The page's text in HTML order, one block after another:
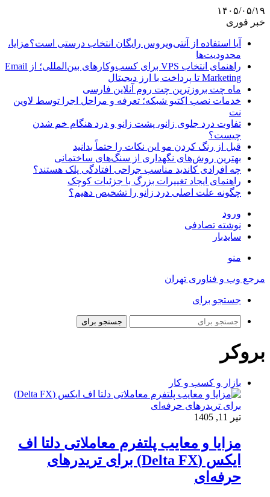
۱۴۰۵/۰۵/۱۹
خبر فوری
آیا استفاده از آنتی‌ویروس رایگان انتخاب درستی است؟مزایا،
محدودیت‌ها
راهنمای انتخاب VPS برای کسب‌وکارهای بین‌المللی؛ از Email
Marketing تا پرداخت با ارز دیجیتال
ماه چت بروزترین چت روم آنلاین فارسی
خدمات نصب اکتیو شبکه؛ تعرفه و مراحل اجرا توسط لاوین
نت
تفاوت درد جلوی زانو، پشت زانو و درد هنگام خم شدن
چیست؟
قبل از رنگ کردن مو این نکات را حتماً بدانید
بهترین روش‌های نگهداری از سنگ‌های ساختمانی
چه افرادی کاندید مناسب جراحی افتادگی پلک هستند؟
راهنمای ایجاد تغییرات بزرگ با جزئیات کوچک
چگونه علت اصلی درد زانو را تشخیص دهیم؟
ورود
نوشته تصادفی
سایدبار
منو
مرجع وب و فناوری تهران
جستجو برای
جستجو برای
بروکر
بازار و کسب و کار
تیر 11, 1405
مزایا و معایب پلتفرم معاملاتی دلتا اف
ایکس (Delta FX) برای تریدرهای
حرفه‌ای